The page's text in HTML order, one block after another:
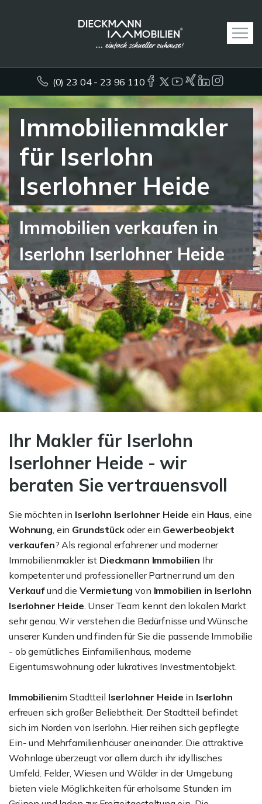
(0) 23 04 - 23 96 110
Immobilienmakler
für Iserlohn
Iserlohner Heide
Immobilien verkaufen in
Iserlohn Iserlohner Heide
Ihr Makler für Iserlohn
Iserlohner Heide - wir
beraten Sie vertrauensvoll
Sie möchten in Iserlohn Iserlohner Heideein Haus, eine
Wohnung, ein Grundstückoder ein Gewerbeobjekt
verkaufen? Als regional erfahrener und moderner
Immobilienmakler ist Dieckmann Immobilien Ihr
kompetenter und professioneller Partner rund um den
Verkaufund die Vermietungvon Immobilien in Iserlohn
Iserlohner Heide. Unser Team kennt den lokalen Markt
sehr genau. Wir verstehen die Bedürfnisse und Wünsche
unserer Kunden und finden für Sie die passende Immobilie
- ob gemütliches Einfamilienhaus, moderne
Eigentumswohnung oder lukratives Investmentobjekt.
Immobilienim Stadtteil Iserlohner Heide in Iserlohn
erfreuen sich großer Beliebtheit. Der Stadtteil befindet
sich im Norden von Iserlohn. Hier reihen sich gepflegte
Ein- und Mehrfamilienhäuser aneinander. Die attraktive
Wohnlage überzeugt vor allem durch ihr idyllisches
Umfeld. Felder, Wiesen und Wälder in der Umgebung
bieten viele Möglichkeiten für erholsame Stunden im